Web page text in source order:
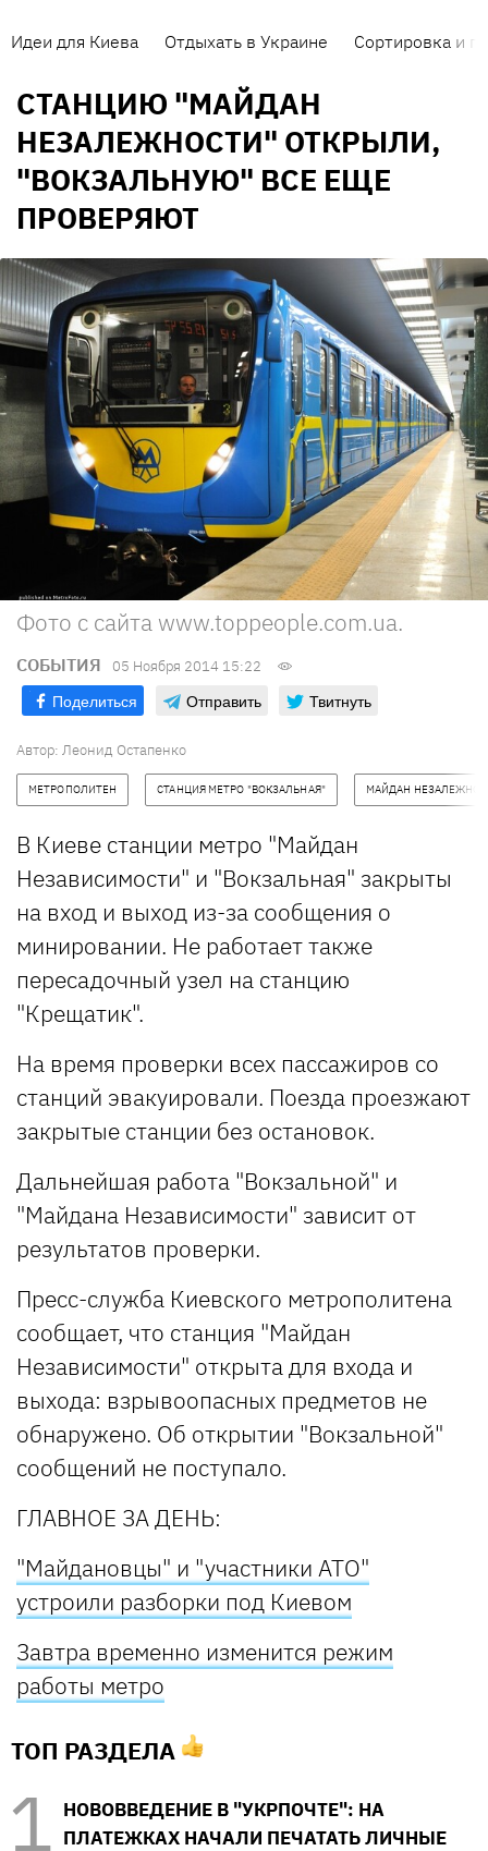
Идеи для Киева Отдыхать в Украине Сортировка и
СТАНЦИЮ "МАЙДАН
НЕЗАЛЕЖНОСТИ" ОТКРЫЛИ,
"ВОКЗАЛЬНУЮ" ВСЕ ЕЩЕ
ПРОВЕРЯЮТ
Фото с сайта www.toppeople.com.ua.
СОБЫТИЯ 05 Ноября 2014 15:22
Поделиться Отправить Твитнуть
Автор: Леонид Остапенко
МЕТРОПОЛИТЕН СТАНЦИЯ МЕТРО "ВОКЗАЛЬНАЯ" МАЙДАН
В Киеве станции метро "Майдан
Независимости" и "Вокзальная" закрыты
на вход и выход из-за сообщения о
минировании. Не работает также
пересадочный узел на станцию
"Крещатик".
На время проверки всех пассажиров со
станций эвакуировали. Поезда проезжают
закрытые станции без остановок.
Дальнейшая работа "Вокзальной" и
"Майдана Независимости" зависит от
результатов проверки.
Пресс-служба Киевского метрополитена
сообщает, что станция "Майдан
Независимости" открыта для входа и
выхода: взрывоопасных предметов не
обнаружено. Об открытии "Вокзальной"
сообщений не поступало.
ГЛАВНОЕ ЗА ДЕНЬ:
"Майдановцы" и "участники АТО"
устроили разборки под Киевом
Завтра временно изменится режим
работы метро
ТОП РАЗДЕЛА
НОВОВВЕДЕНИЕ В "УКРПОЧТЕ": НА
ПЛАТЕЖКАХ НАЧАЛИ ПЕЧАТАТЬ ЛИЧНЫЕ